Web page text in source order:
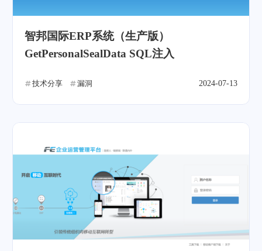
智邦国际ERP系统（生产版）
GetPersonalSealData SQL注入
技术分享 漏洞 2024-07-13